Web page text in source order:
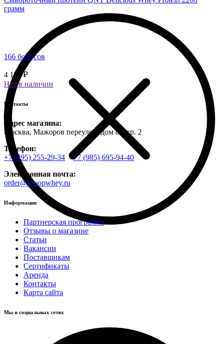
грамм
166 бонусов
4 150 ₽
Нет в наличии
Контакты
Адрес магазина:
Москва, Мажоров переулок, дом 8, стр. 2
Телефон:
+7 (495) 255-29-34
+7 (985) 695-94-40
Электронная почта:
order@scoopwhey.ru
Информация
Партнерская программа
Отзывы о магазине
Статьи
Вакансии
Поставщикам
Сертификаты
Аренда
Контакты
Карта сайта
Мы в социальных сетях